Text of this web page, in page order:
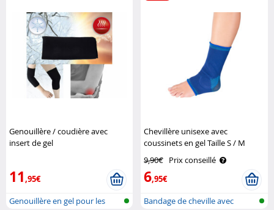
Genouillère / coudière avec
insert de gel
11,95€
Genouillère en gel pour les
Chevillère unisexe avec
coussinets en gel Taille S / M
9,90€ Prix conseillé
6,95€
Bandage de cheville avec